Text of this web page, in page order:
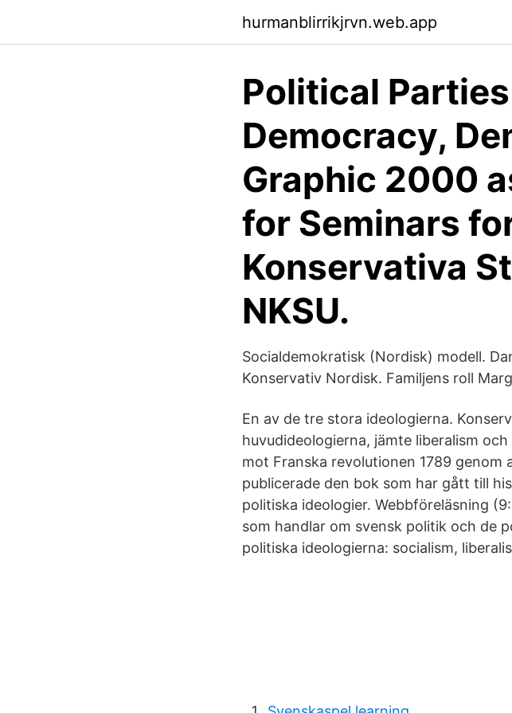
hurmanblirrikjrvn.web.app
Political
Democracy,
Graphic 2000
for Seminars
Konservativa
NKSU.
Socialdemokratisk (Nordisk) modell.
Konservativ Nordisk. Familjens roll
En av de tre stora ideologierna.
huvudideologierna, jämte liberalism
mot Franska revolutionen 1789 genom
publicerade den bok som har gått till
politiska ideologier. Webbföreläsning
som handlar om svensk politik och de
politiska ideologierna: socialism,